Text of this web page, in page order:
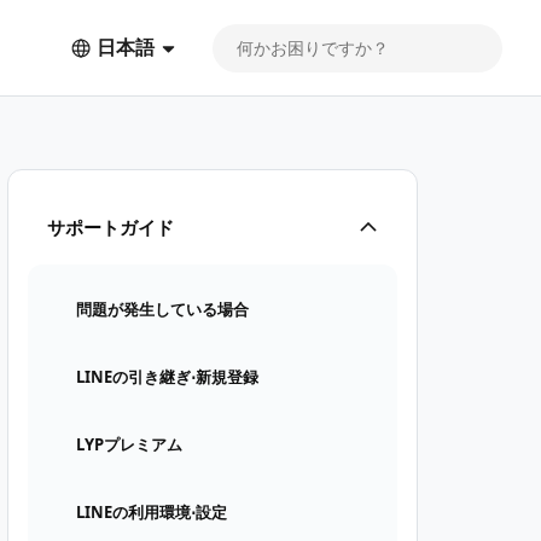
日本語
サポートガイド
問題が発生している場合
LINEの引き継ぎ⋅新規登録
LYPプレミアム
LINEの利用環境⋅設定